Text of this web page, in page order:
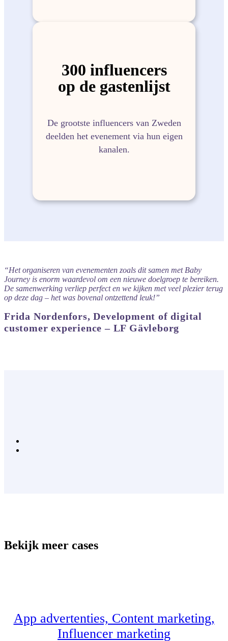
300 influencers
op de gastenlijst
De grootste influencers van Zweden
deelden het evenement via hun eigen
kanalen.
“Het organiseren van evenementen zoals dit samen met Baby
Journey is enorm waardevol om een nieuwe doelgroep te bereiken.
De samenwerking verliep perfect en we kijken met veel plezier terug
op deze dag – het was bovenal ontzettend leuk!”
Frida Nordenfors, Development of digital
customer experience – LF Gävleborg
Bekijk meer cases
App advertenties, Content marketing,
Influencer marketing